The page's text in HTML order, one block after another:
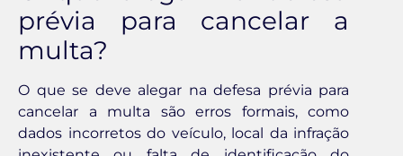
prévia para cancelar a
multa?
O que se deve alegar na defesa prévia para
cancelar a multa são erros formais, como
dados incorretos do veículo, local da infração